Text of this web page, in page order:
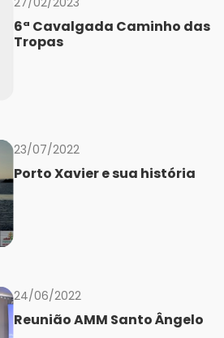
6ª Cavalgada Caminho das
Tropas
23/07/2022
Porto Xavier e sua história
24/06/2022
Reunião AMM Santo Ângelo